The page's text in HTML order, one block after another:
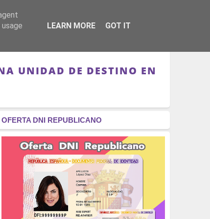
- MONARQUÍA
UNIDAD DE DESTINO EN
OFERTA DNI REPUBLICANO
LEARN MORE GOT IT